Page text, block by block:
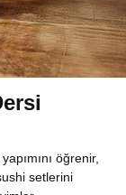
öğrenir,
setlerini